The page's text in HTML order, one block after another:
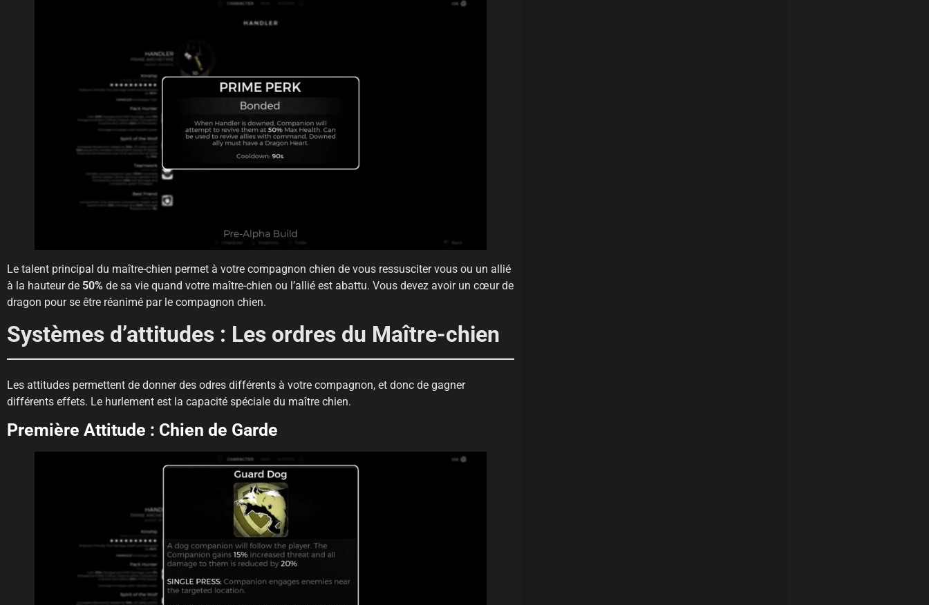
Le talent principal du maître-chien permet à votre compagnon chien de vous ressusciter vous ou un allié
à la hauteur de 50% de sa vie quand votre maître-chien ou l’allié est abattu. Vous devez avoir un cœur de
dragon pour se être réanimé par le compagnon chien.
Systèmes d’attitudes : Les ordres du Maître-chien
Les attitudes permettent de donner des odres différents à votre compagnon, et donc de gagner
différents effets. Le hurlement est la capacité spéciale du maître chien.
Première Attitude : Chien de Garde